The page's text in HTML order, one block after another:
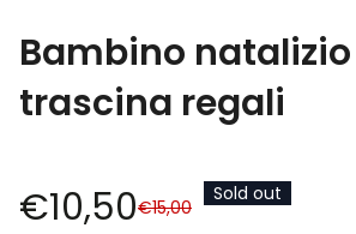
Bambino
trascina regali
€10,50€15,00
Sold out